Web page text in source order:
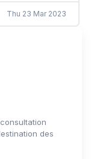
Thu 23 Mar 2023
des